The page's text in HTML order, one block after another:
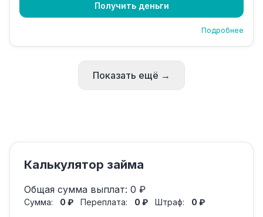
Получить деньги
Подробнее
Показать ещё →
Калькулятор займа
Общая сумма выплат: 0 ₽
Сумма: 0 ₽ Переплата: 0 ₽ Штраф: 0 ₽